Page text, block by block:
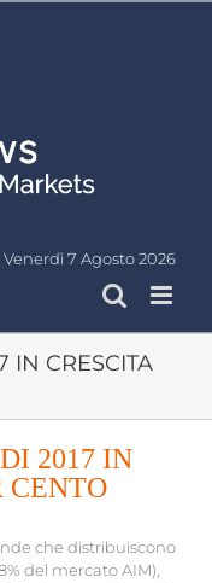
Venerdì 7 Agosto 2026
IN CRESCITA
2017 IN
CENTO
che distribuiscono
del mercato AIM),